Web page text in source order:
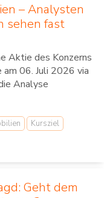
– Analysten
sehen fast
Aktie des Konzerns
06. Juli 2026 via
Analyse
Kursziel
Geht dem